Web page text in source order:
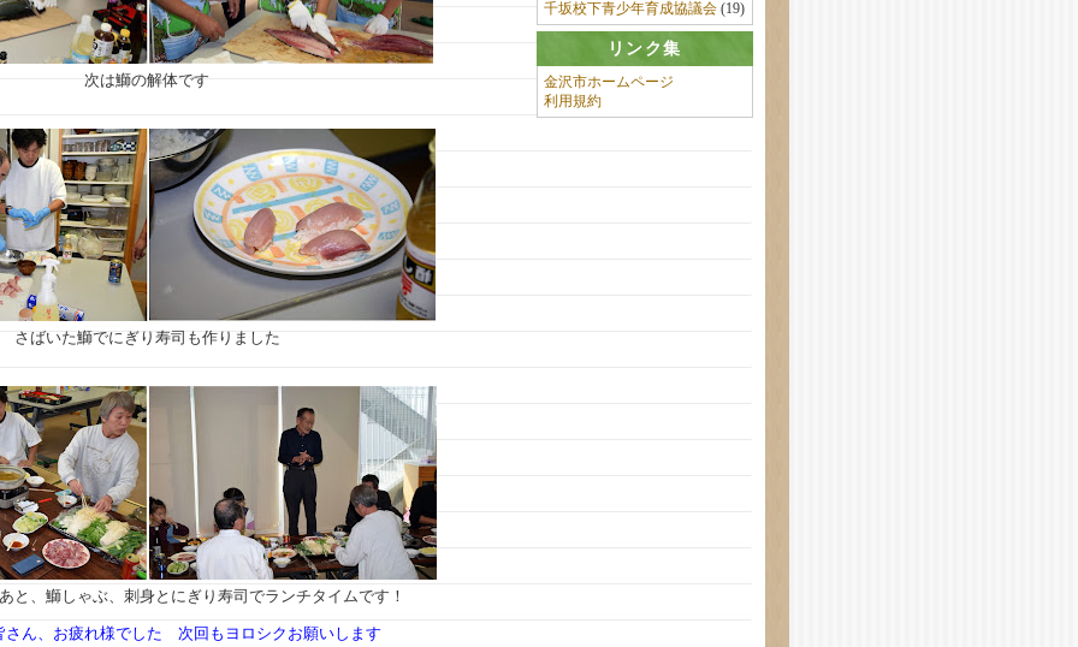
千坂校下青少年育成協議会(19)
リンク集
金沢市ホームページ
利用規約
次は鰤の解体です
さばいた鰤でにぎり寿司も作りました
と、鰤しゃぶ、刺身とにぎり寿司でランチタイムです！
さん、お疲れ様でした 次回もヨロシクお願いします